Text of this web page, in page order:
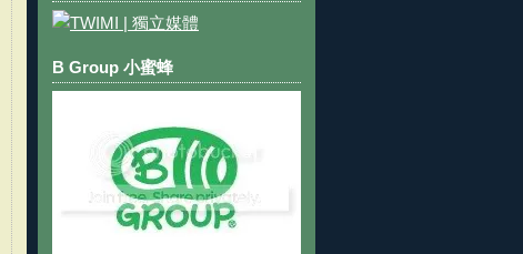
B Group 小蜜蜂